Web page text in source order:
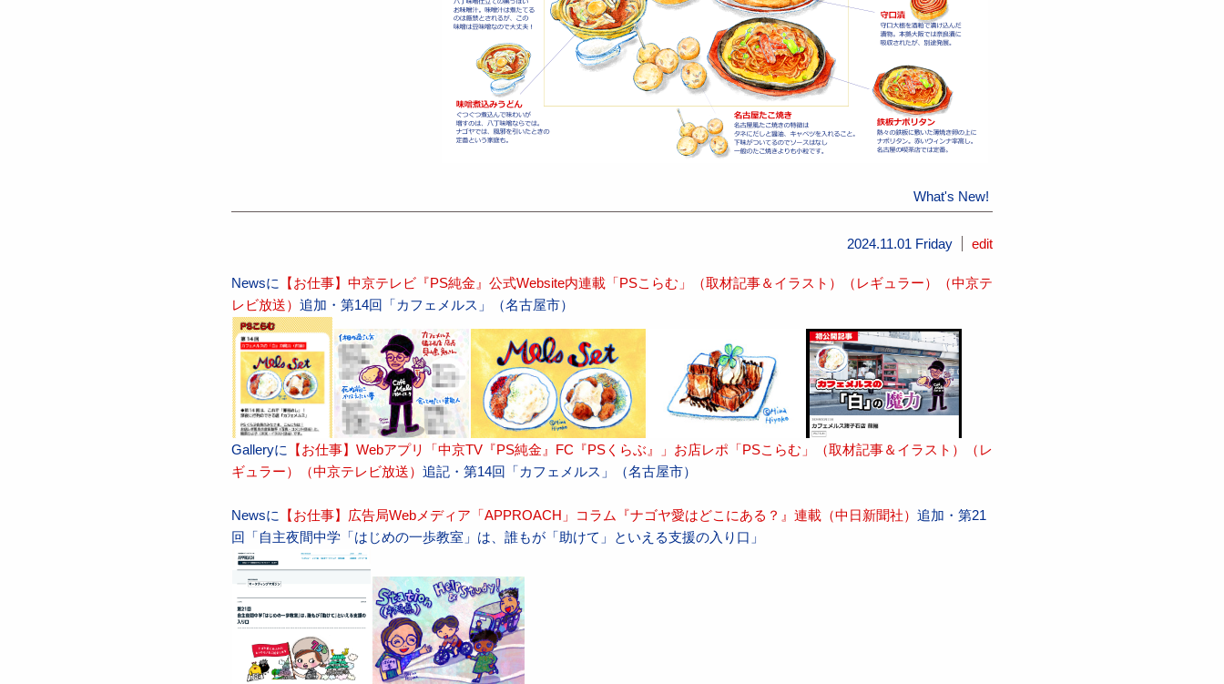
What's New!
2024.11.01 Friday edit
Newsに
【お仕事】中京テレビ『PS純金』公式Website内連載「PSこらむ」（取材記事＆イラスト）（レギュラー）（中京テ
レビ放送） 追加・第14回「カフェメルス」（名古屋市）
Galleryに
【お仕事】Webアプリ「中京TV『PS純金』FC『PSくらぶ』」お店レポ「PSこらむ」（取材記事＆イラスト）（レ
ギュラー）（中京テレビ放送） 追記・第14回「カフェメルス」（名古屋市）
Newsに 【お仕事】広告局Webメディア「APPROACH」コラム『ナゴヤ愛はどこにある？』連載（中日新聞社） 追加・第21
回「自主夜間中学「はじめの一歩教室」は、誰もが「助けて」といえる支援の入り口」